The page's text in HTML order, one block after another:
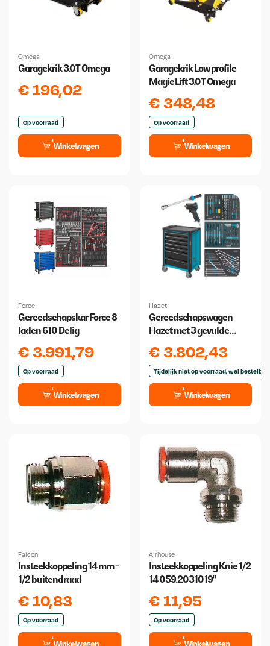
Omega
Garagekrik 3.0T Omega
€196,02
Op voorraad
Winkelwagen
Omega
Garagekrik Low profile
Magic Lift 3.0T Omega
€ 348,48
Op voorraad
Winkelwagen
Force
Gereedschapskar Force 8
laden 610 Delig
€ 3.991,79
Op voorraad
Winkelwagen
Hazet
Gereedschapswagen
Hazet met 3 gevulde
€ 3.802,43
Tijdelijk niet op voorraad, wel
Winkelwagen
Falcon
Insteekkoppeling 14 mm -
1/2 buitendraad
€10,83
Op voorraad
Winkelwagen
Airhouse
Insteekkoppeling Knie 1/2
14 059.2031019"
€11,95
Op voorraad
Winkelwagen